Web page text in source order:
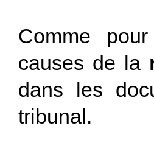
Comme
causes de la
dans les
tribunal.